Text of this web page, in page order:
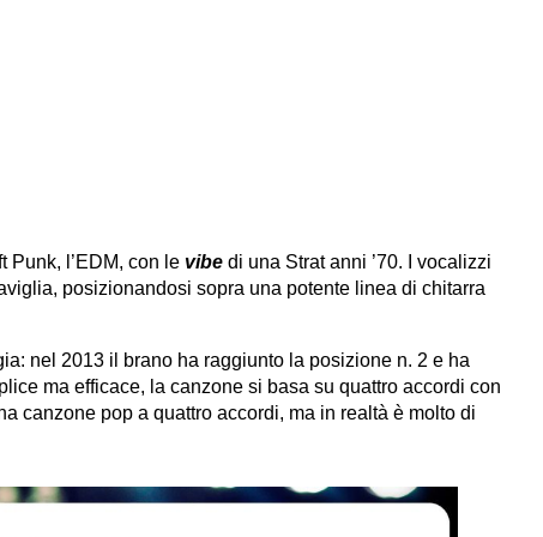
Punk, l’EDM, con le vibe di una Strat anni ’70. I vocalizzi
posizionandosi sopra una potente linea di chitarra
nel 2013 il brano ha raggiunto la posizione n. 2 e ha
ma efficace, la canzone si basa su quattro accordi con
canzone pop a quattro accordi, ma in realtà è molto di